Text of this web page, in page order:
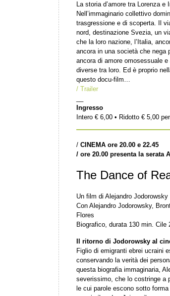
La storia d’amore tra Lorenza
Nell’immaginario collettivo
trasgressione e di scoperta. Il
nord, destinazione Svezia, un
che la loro nazione, l’Italia,
ancora in una società che nega
ancora di amore omosessuale
diverse tra loro. Ed è proprio
questo docu-film…
/ Trailer
Ingresso
Intero € 6,00 • Ridotto € 5,00
/ CINEMA ore 20.00 e 22.45
/ ore 20.00 presenta la
The Dance of
Un film di Alejandro Jodorowsky
Con Alejandro Jodorowsky,
Flores
Biografico, durata 130 min. Cile
Il ritorno di Jodorowsky al
Figlio di emigranti ebrei ucraini
conservando la verità dei
questa biografia immaginaria,
severissimo, che lo costringe a
le cui parole escono sotto